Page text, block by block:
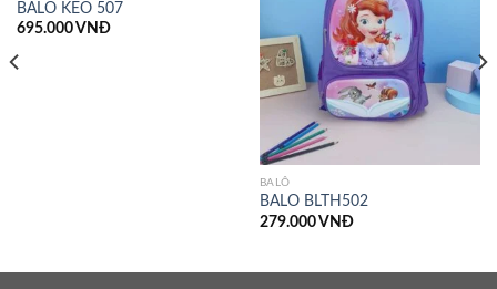
BALO KÉO 507
695.000VNĐ
BALÔ
BALO BLTH502
279.000VNĐ